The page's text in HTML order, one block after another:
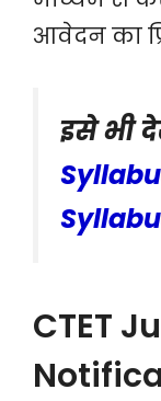
आवेदन का
इसे भी
CTET